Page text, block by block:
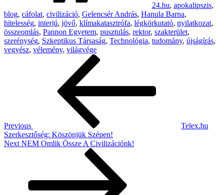
24.hu, apokalipszis,
blog, cáfolat, civilizáció, Gelencsér András, Hanula Barna,
hitelesség, interjú, jövő, klímakatasztrófa, légkörkutató, nyilatkozat,
összeomlás, Pannon Egyetem, pusztulás, rektor, szakterület,
szerénység, Szkeptikus Társaság, Technológia, tudomány, újságírás,
vegyész, vélemény, világvége
Previous
Telex.hu
Szerkesztőség: Köszönjük Szépen!
Next
Next NEM Omlik Össze A Civilizációnk!